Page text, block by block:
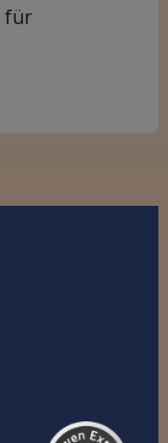
für
ProvenExpert.com